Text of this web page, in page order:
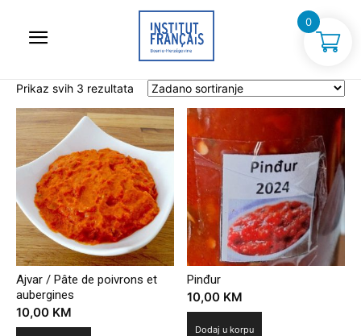
Prikaz svih 3 rezultata
Ajvar / Pâte de poivrons et
aubergines
10,00 KM
Pinđur
10,00 KM
Dodaj u korpu
0